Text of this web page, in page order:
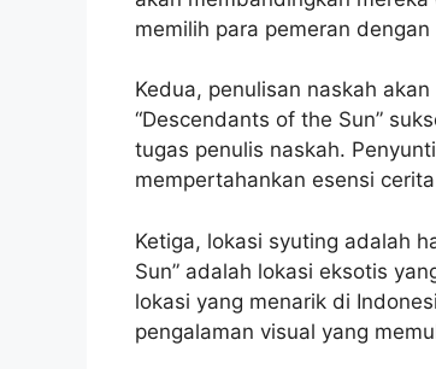
memilih para pemeran dengan
Kedua, penulisan naskah
“Descendants of the Sun”
tugas penulis naskah.
mempertahankan esensi
Ketiga, lokasi syuting adalah
Sun” adalah lokasi eksotis
lokasi yang menarik di
pengalaman visual yang